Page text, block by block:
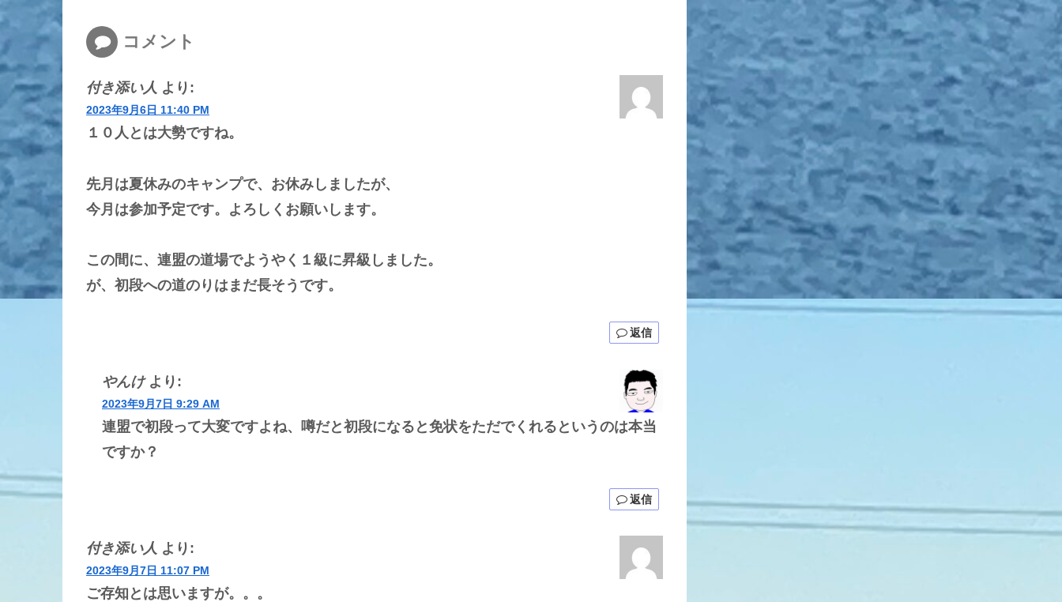
コメント
付き添い人 より:
2023年9月6日 11:40 PM
１０人とは大勢ですね。
先月は夏休みのキャンプで、お休みしましたが、
今月は参加予定です。よろしくお願いします。
この間に、連盟の道場でようやく１級に昇級しました。
が、初段への道のりはまだ長そうです。
返信
やんけ より:
2023年9月7日 9:29 AM
連盟で初段って大変ですよね、噂だと初段になると免状をただでくれるというのは本当
ですか？
返信
付き添い人 より:
2023年9月7日 11:07 PM
ご存知とは思いますが。。。